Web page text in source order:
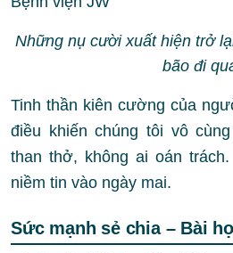
Những nụ cười xuất hiện trở
bão đi
Tinh thần kiên cường của
điều khiến chúng tôi vô
than thở, không ai oán
niềm tin vào ngày mai.
Sức mạnh sẻ chia – Bài